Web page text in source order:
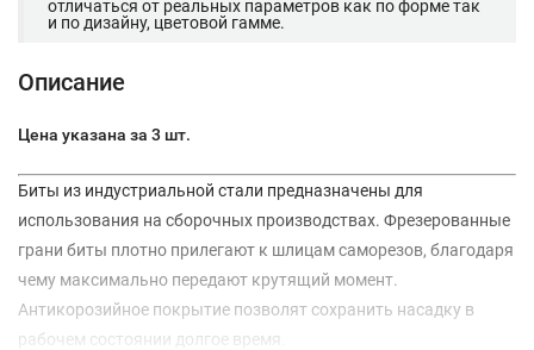
отличаться от реальных параметров как по форме так
и по дизайну, цветовой гамме.
Описание
Цена указана за 3 шт.
Биты из индустриальной стали предназначены для
использования на сборочных производствах. Фрезерованные
грани биты плотно прилегают к шлицам саморезов, благодаря
чему максимально передают крутящий момент.
Антикорозийное покрытие позволят сохранить насадку в
рабочем состоянии долгое время.